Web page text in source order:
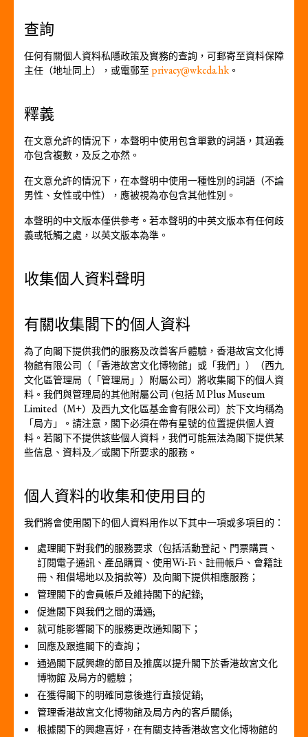
查詢
任何有關個人資料私隱政策及實務的查詢，可郵寄至資料保障
主任（地址同上），或電郵至 privacy@wkcda.hk 。
釋義
在文意允許的情況下，本聲明中使用包含單數的詞語，其涵義
亦包含複數，及反之亦然。
在文意允許的情況下，在本聲明中使用一種性別的詞語（不論
男性、女性或中性），應被視為亦包含其他性別。
本聲明的中文版本僅供參考。若本聲明的中英文版本有任何歧
義或牴觸之處，以英文版本為準。
收集個人資料聲明
有關收集閣下的個人資料
為了向閣下提供我們的服務及改善客戶體驗，香港故宮文化博
物館有限公司（「香港故宮文化博物館」或「我們」）（西九
文化區管理局（「管理局」）附屬公司）將收集閣下的個人資
料。我們與管理局的其他附屬公司 (包括 M Plus Museum
Limited（M+）及西九文化區基金會有限公司）於下文均稱為
「局方」。請注意，閣下必須在帶有星號的位置提供個人資
料。若閣下不提供該些個人資料，我們可能無法為閣下提供某
些信息、資料及／或閣下所要求的服務。
個人資料的收集和使用目的
我們將會使用閣下的個人資料用作以下其中一項或多項目的：
處理閣下對我們的服務要求（包括活動登記、門票購買、
訂閱電子通訊、產品購買、使用Wi-Fi、註冊帳戶、會籍註
冊、租借場地以及捐款等）及向閣下提供相應服務；
管理閣下的會員帳戶及維持閣下的紀錄;
促進閣下與我們之間的溝通;
就可能影響閣下的服務更改通知閣下；
回應及跟進閣下的查詢；
通過閣下感興趣的節目及推廣以提升閣下於香港故宮文化
博物館 及局方的體驗；
在獲得閣下的明確同意後進行直接促銷;
管理香港故宮文化博物館及局方內的客戶關係;
根據閣下的興趣喜好，在有關支持香港故宮文化博物館的